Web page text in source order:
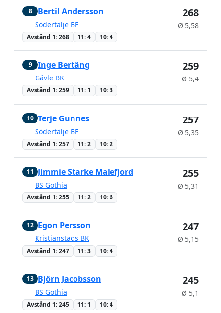
8 Bertil Andersson
Södertälje BF
Avstånd 1: 268 11: 4 10: 4
268
Ø 5,58
9 Inge Bertäng
Gävle BK
Avstånd 1: 259 11: 1 10: 3
259
Ø 5,4
10 Terje Gunnes
Södertälje BF
Avstånd 1: 257 11: 2 10: 2
257
Ø 5,35
11 Jimmie Starke Malefjord
BS Gothia
Avstånd 1: 255 11: 2 10: 6
255
Ø 5,31
12 Egon Persson
Kristianstads BK
Avstånd 1: 247 11: 3 10: 4
247
Ø 5,15
13 Björn Jacobsson
BS Gothia
Avstånd 1: 245 11: 1 10: 4
245
Ø 5,1